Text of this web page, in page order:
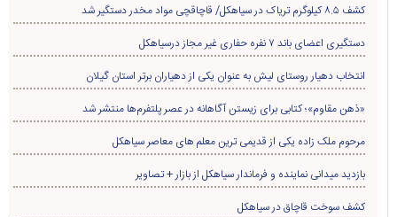
کشف ۸.۵ کیلوگرم تریاک در سیاهکل/ قاچاقچی مواد مخدر دستگیر شد
دستگیری اعضای باند ۷ نفره حفاری غير مجاز درسیاهکل
انتخاب دهیار روستای لیش به عنوان یکی از دهیاران برتر استان گیلان
«ذهن مقاوم»؛ کتابی برای زیستن آگاهانه در عصر پلتفرم‌ها منتشر شد
مرحوم ملک زاده یکی از قدیمی ترین معلم های معاصر سیاهکل
بازدید میدانی نماینده و فرماندار سیاهکل از بازار + تصاویر
کشف سوخت قاچاق در سياهکل